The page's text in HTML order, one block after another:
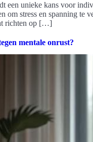
een unieke kans voor
om stress en spanning
richten op […]
mentale onrust?